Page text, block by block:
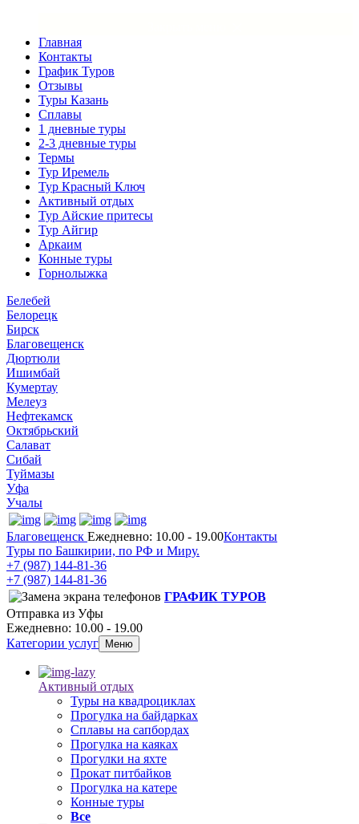
Главная
Контакты
График Туров
Отзывы
Туры Казань
Сплавы
1 дневные туры
2-3 дневные туры
Термы
Тур Иремель
Тур Красный Ключ
Активный отдых
Тур Айские притесы
Тур Айгир
Аркаим
Конные туры
Горнолыжка
Белебей
Белорецк
Бирск
Благовещенск
Дюртюли
Ишимбай
Кумертау
Мелеуз
Нефтекамск
Октябрьский
Салават
Сибай
Туймазы
Уфа
Учалы
Благовещенск Ежедневно: 10.00 - 19.00Контакты
Туры по Башкирии, по РФ и Миру.
+7 (987) 144-81-36
+7 (987) 144-81-36
ГРАФИК ТУРОВ
Отправка из Уфы
Ежедневно: 10.00 - 19.00
Категории услуг
Меню
Активный отдых
Туры на квадроциклах
Прогулка на байдарках
Сплавы на сапбордах
Прогулка на каяках
Прогулки на яхте
Прокат питбайков
Прогулка на катере
Конные туры
Все